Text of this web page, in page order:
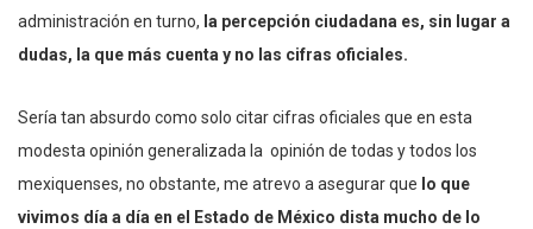
administración en turno, la percepción ciudadana es, sin lugar a
dudas, la que más cuenta y no las cifras oficiales.
Sería tan absurdo como solo citar cifras oficiales que en esta
modesta opinión generalizada la opinión de todas y todos los
mexiquenses, no obstante, me atrevo a asegurar que lo que
vivimos día a día en el Estado de México dista mucho de lo